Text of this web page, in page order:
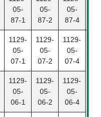
05-
87-1
05-
87-2
05-
87-4
1129-
05-
07-1
1129-
05-
07-2
1129-
05-
07-4
1129-
05-
06-1
1129-
05-
06-2
1129-
05-
06-4